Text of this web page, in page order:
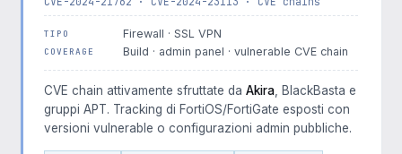
TIPO Firewall · SSL VPN
COVERAGE Build · admin panel · vulnerable CVE chain
CVE chain attivamente sfruttate da Akira , BlackBasta e
gruppi APT. Tracking di FortiOS/FortiGate esposti con
versioni vulnerable o configurazioni admin pubbliche.